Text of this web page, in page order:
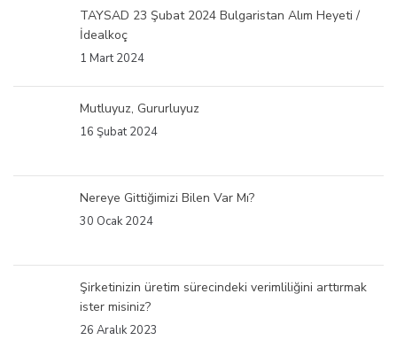
TAYSAD 23 Şubat 2024 Bulgaristan Alım Heyeti /
İdealkoç
1 Mart 2024
Mutluyuz, Gururluyuz
16 Şubat 2024
Nereye Gittiğimizi Bilen Var Mı?
30 Ocak 2024
Şirketinizin üretim sürecindeki verimliliğini arttırmak
ister misiniz?
26 Aralık 2023